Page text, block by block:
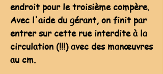
endroit pour le troisième compère.
Avec l'aide du gérant, on finit par
entrer sur cette rue interdite à la
circulation (!!!) avec des manœuvres
au cm.